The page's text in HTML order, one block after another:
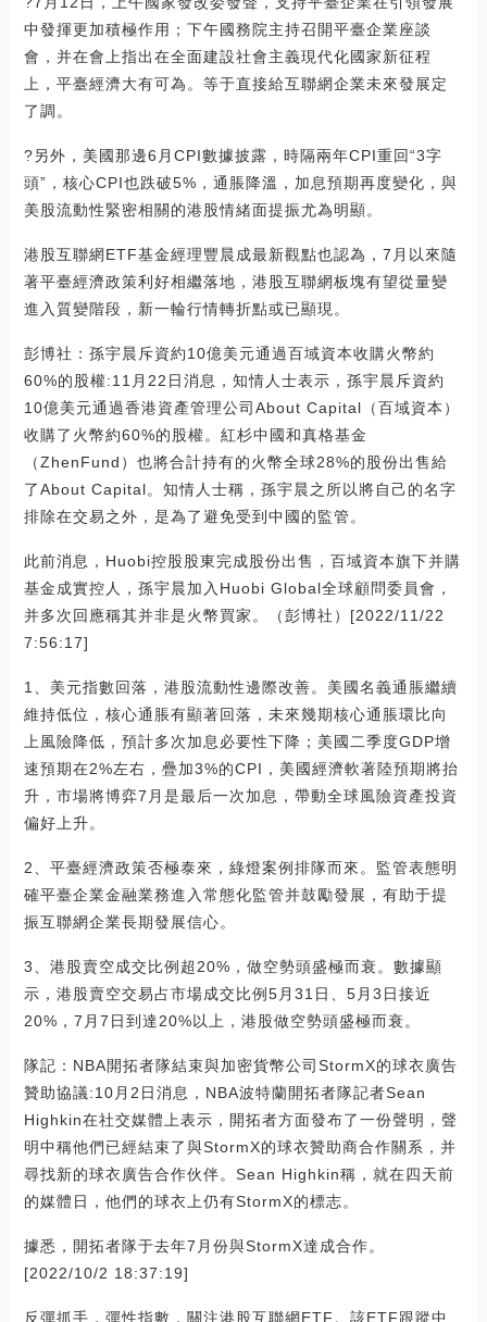
中發揮更加積極作用；下午國務院主持召開平臺企業座談
會，并在會上指出在全面建設社會主義現代化國家新征程
上，平臺經濟大有可為。等于直接給互聯網企業未來發展定
了調。
?另外，美國那邊6月CPI數據披露，時隔兩年CPI重回“3字
頭”，核心CPI也跌破5%，通脹降溫，加息預期再度變化，與
美股流動性緊密相關的港股情緒面提振尤為明顯。
港股互聯網ETF基金經理豐晨成最新觀點也認為，7月以來隨
著平臺經濟政策利好相繼落地，港股互聯網板塊有望從量變
進入質變階段，新一輪行情轉折點或已顯現。
彭博社：孫宇晨斥資約10億美元通過百域資本收購火幣約
60%的股權:11月22日消息，知情人士表示，孫宇晨斥資約
10億美元通過香港資產管理公司About Capital（百域資本）
收購了火幣約60%的股權。紅杉中國和真格基金
（ZhenFund）也將合計持有的火幣全球28%的股份出售給
了About Capital。知情人士稱，孫宇晨之所以將自己的名字
排除在交易之外，是為了避免受到中國的監管。
此前消息，Huobi控股股東完成股份出售，百域資本旗下并購
基金成實控人，孫宇晨加入Huobi Global全球顧問委員會，
并多次回應稱其并非是火幣買家。（彭博社）[2022/11/22
7:56:17]
1、美元指數回落，港股流動性邊際改善。美國名義通脹繼續
維持低位，核心通脹有顯著回落，未來幾期核心通脹環比向
上風險降低，預計多次加息必要性下降；美國二季度GDP增
速預期在2%左右，疊加3%的CPI，美國經濟軟著陸預期將抬
升，市場將博弈7月是最后一次加息，帶動全球風險資產投資
偏好上升。
2、平臺經濟政策否極泰來，綠燈案例排隊而來。監管表態明
確平臺企業金融業務進入常態化監管并鼓勵發展，有助于提
振互聯網企業長期發展信心。
3、港股賣空成交比例超20%，做空勢頭盛極而衰。數據顯
示，港股賣空交易占市場成交比例5月31日、5月3日接近
20%，7月7日到達20%以上，港股做空勢頭盛極而衰。
隊記：NBA開拓者隊結束與加密貨幣公司StormX的球衣廣告
贊助協議:10月2日消息，NBA波特蘭開拓者隊記者Sean
Highkin在社交媒體上表示，開拓者方面發布了一份聲明，聲
明中稱他們已經結束了與StormX的球衣贊助商合作關系，并
尋找新的球衣廣告合作伙伴。Sean Highkin稱，就在四天前
的媒體日，他們的球衣上仍有StormX的標志。
據悉，開拓者隊于去年7月份與StormX達成合作。
[2022/10/2 18:37:19]
反彈抓手，彈性指數，關注港股互聯網ETF。該ETF跟蹤中